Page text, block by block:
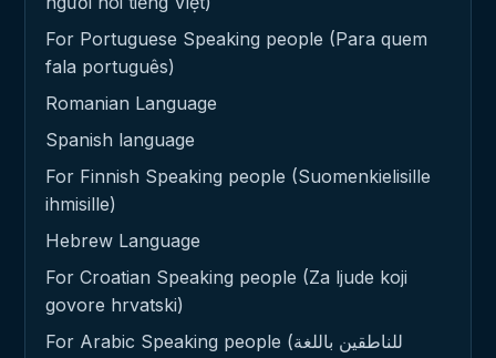
For Portuguese Speaking people (Para quem
fala português)
Romanian Language
Spanish language
For Finnish Speaking people (Suomenkielisille
ihmisille)
Hebrew Language
For Croatian Speaking people (Za ljude koji
govore hrvatski)
For Arabic Speaking people (للناطقين باللغة